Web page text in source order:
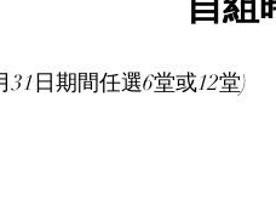
31日期間任選6堂或12堂)